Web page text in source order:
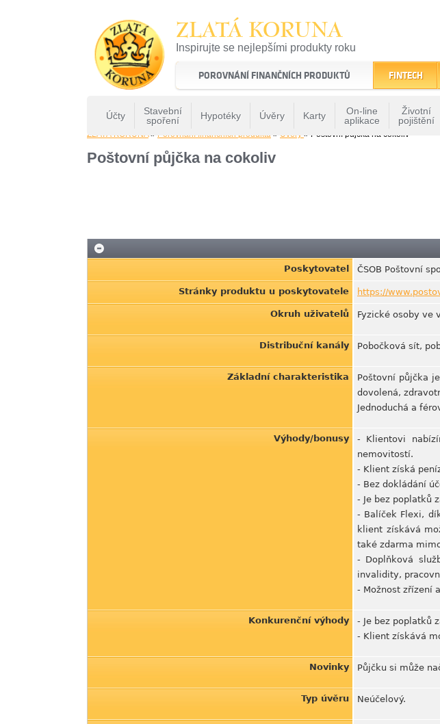
ZLATÁ KORUNA
Inspirujte se nejlepšími produkty roku
22 let tradice a kvality na finančním trhu
POROVNÁNÍ FINANČNÍCH PRODUKTŮ
Účty
Stavební
spoření
Hypotéky Úvěry Karty
On-line
aplikace
Životní
pojištění
FINTECH
ZLATÁ KORUNA» Porovnání finančních produktů » Uvery » Poštovní půjčka na cokoliv
Poštovní půjčka na cokoliv
Poskytovatel ČSOB Poštovní
Stránky produktu u poskytovatele https://
Okruh uživatelů Fyzické osoby ve
Distribuční kanály Pobočková sít,
Základní charakteristika
Poštovní půjčka
dovolená,
Jednoduchá a
Výhody/bonusy
- Klientovi
nemovitostí.
- Klient získá
- Bez dokládání
- Je bez poplatků
- Balíček Flexi,
klient získává
také zdarma
- Doplňková
invalidity,
- Možnost zřízení
Konkurenční výhody
- Je bez poplatků
- Klient získává
Novinky Půjčku si může
Typ úvěru Neúčelový.